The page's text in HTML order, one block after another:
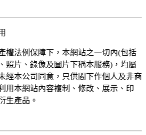
權法例保障下，本網站之一切內(包括
照片、錄像及圖片下稱本服務)，均屬
經本公司同意，只供閣下作個人及非商
用本網站內容複制、修改、展示、印
生產品。